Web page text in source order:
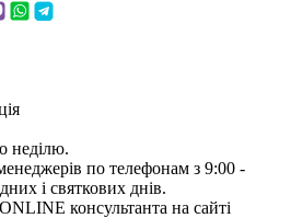
неділю.
по телефонам з 9:00 -
і святкових днів.
консультанта на сайті